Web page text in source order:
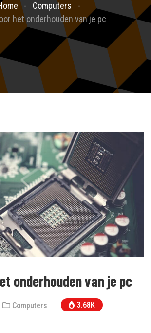
Computers
het onderhouden van je pc
onderhouden van je pc
Computers 3.68K